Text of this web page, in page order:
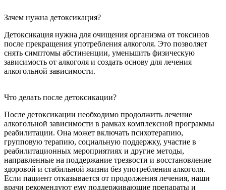
Зачем нужна детоксикация?
Детоксикация нужна для очищения организма от токсинов
после прекращения употребления алкоголя. Это позволяет
снять симптомы абстиненции, уменьшить физическую
зависимость от алкоголя и создать основу для лечения
алкогольной зависимости.
Что делать после детоксикации?
После детоксикации необходимо продолжить лечение
алкогольной зависимости в рамках комплексной программы
реабилитации. Она может включать психотерапию,
групповую терапию, социальную поддержку, участие в
реабилитационных мероприятиях и другие методы,
направленные на поддержание трезвости и восстановление
здоровой и стабильной жизни без употребления алкоголя.
Если пациент отказывается от продолжения лечения, наши
врачи рекомендуют ему поддерживающие препараты и